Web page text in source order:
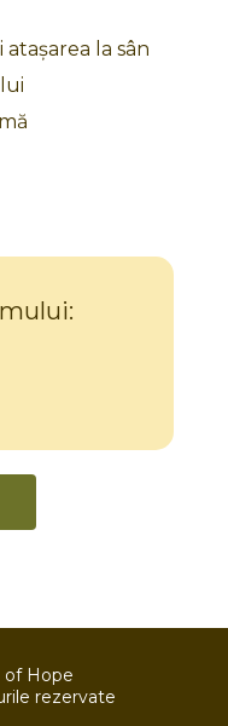
la sân
of Hope
rezervate